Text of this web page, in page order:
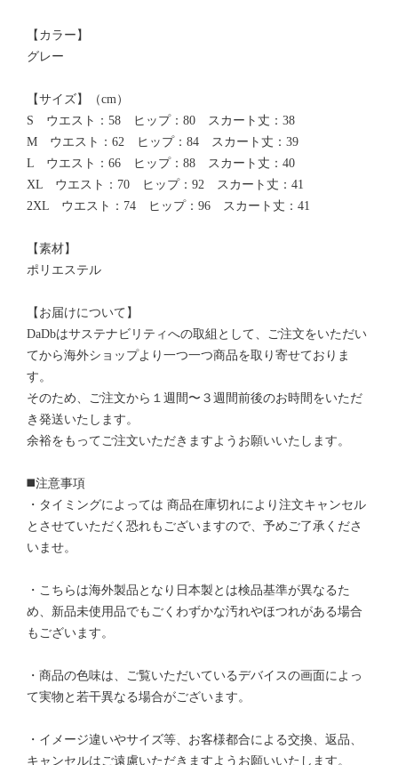
【カラー】
グレー
【サイズ】（cm）
S ウエスト：58 ヒップ：80 スカート丈：38
M ウエスト：62 ヒップ：84 スカート丈：39
L ウエスト：66 ヒップ：88 スカート丈：40
XL ウエスト：70 ヒップ：92 スカート丈：41
2XL ウエスト：74 ヒップ：96 スカート丈：41
【素材】
ポリエステル
【お届けについて】
DaDbはサステナビリティへの取組として、ご注文をいただい
てから海外ショップより一つ一つ商品を取り寄せておりま
す。
そのため、ご注文から１週間〜３週間前後のお時間をいただ
き発送いたします。
余裕をもってご注文いただきますようお願いいたします。
◼️注意事項
・タイミングによっては 商品在庫切れにより注文キャンセル
とさせていただく恐れもございますので、予めご了承くださ
いませ。
・こちらは海外製品となり日本製とは検品基準が異なるた
め、新品未使用品でもごくわずかな汚れやほつれがある場合
もございます。
・商品の色味は、ご覧いただいているデバイスの画面によっ
て実物と若干異なる場合がございます。
・イメージ違いやサイズ等、お客様都合による交換、返品、
キャンセルはご遠慮いただきますようお願いいたします。